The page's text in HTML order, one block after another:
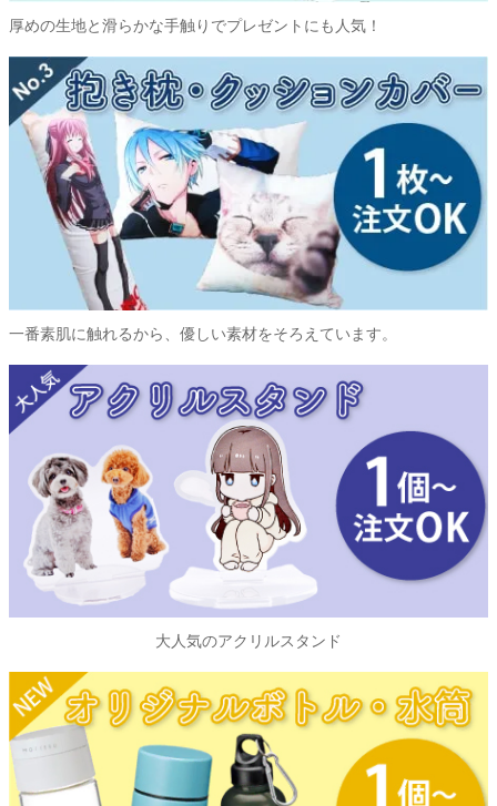
厚めの生地と滑らかな手触りでプレゼントにも人気！
一番素肌に触れるから、優しい素材をそろえています。
大人気のアクリルスタンド